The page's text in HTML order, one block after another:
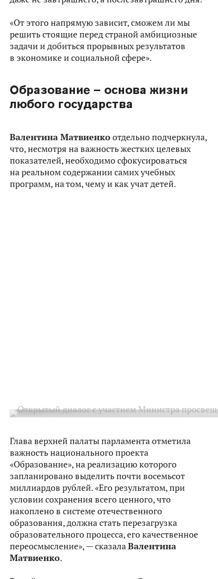
«От этого напрямую зависит, сможем ли мы
решить стоящие перед страной амбициозные
задачи и добиться прорывных результатов
в экономике и социальной сфере».
Образование – основа жизни
любого государства
Валентина Матвиенкоотдельно подчеркнула,
что, несмотря на важность жестких целевых
показателей, необходимо сфокусироваться
на реальном содержании самих учебных
программ, на том, чему и как учат детей.
Глава верхней палаты парламента отметила
важность национального проекта
«Образование», на реализацию которого
запланировано выделить почти восемьсот
миллиардов рублей. «Его результатом, при
условии сохранения всего ценного, что
накоплено в системе отечественного
образования, должна стать перезагрузка
образовательного процесса, его качественное
переосмысление», — сказала Валентина
Матвиенко.